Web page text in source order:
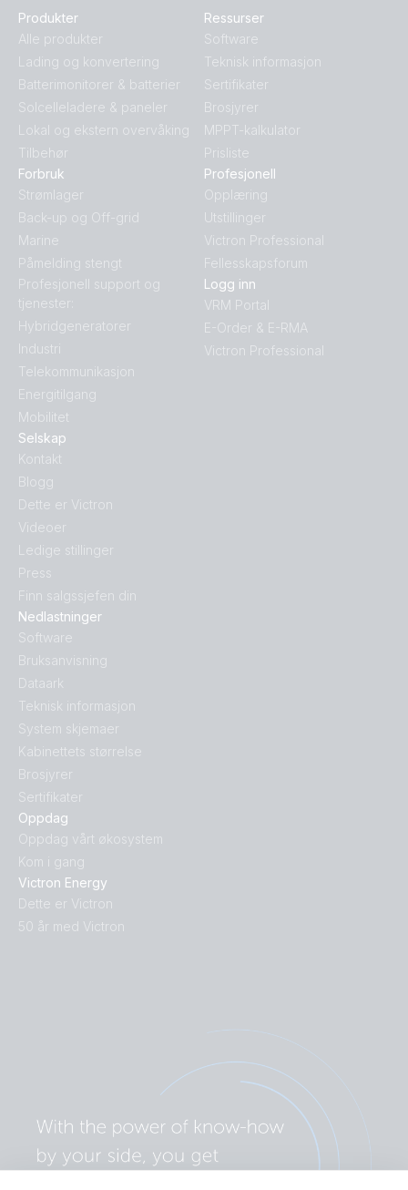
Produkter
Alle produkter
Lading og konvertering
Batterimonitorer & batterier
Solcelleladere & paneler
Lokal og ekstern overvåking
Tilbehør
Oppdag
Oppdag vårt økosystem
Kom i gang
Victron Energy
Dette er Victron
50 år med Victron
Nedlastninger
Software
Bruksanvisning
Dataark
Teknisk informasjon
System skjemaer
Kabinettets størrelse
Brosjyrer
Sertifikater
Forbruk
Strømlager
Back-up og Off-grid
Marine
Påmelding stengt
Profesjonell support og
tjenester:
Hybridgeneratorer
Industri
Telekommunikasjon
Energitilgang
Mobilitet
Selskap
Kontakt
Blogg
Dette er Victron
Videoer
Ledige stillinger
Press
Finn salgssjefen din
Ressurser
Software
Teknisk informasjon
Sertifikater
Brosjyrer
MPPT-kalkulator
Prisliste
Profesjonell
Opplæring
Utstillinger
Victron Professional
Fellesskapsforum
Logg inn
VRM Portal
E-Order & E-RMA
Victron Professional